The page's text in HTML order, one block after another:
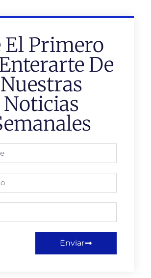
El Primero
De
Nuestras
Noticias
Enviar